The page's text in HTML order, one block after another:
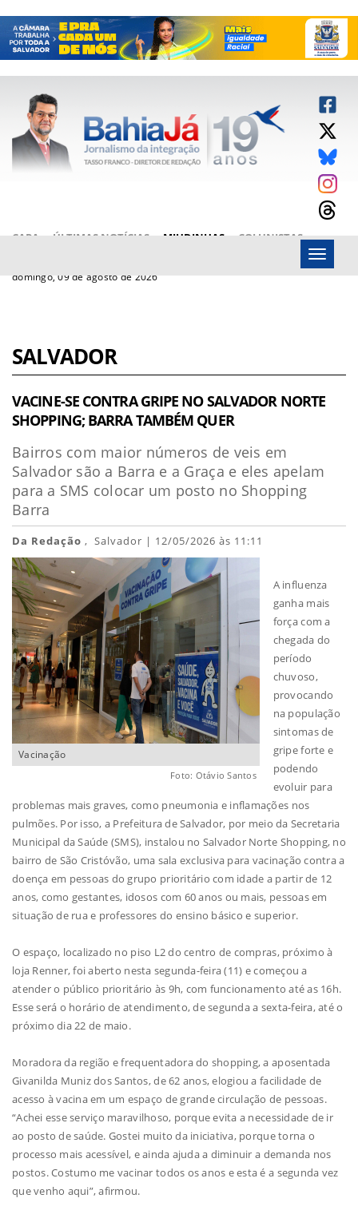
CAPA ÚLTIMAS NOTÍCIAS MIUDINHAS
COLUNISTAS
domingo, 09 de agosto de 2026
Menu
SALVADOR
VACINE-SE CONTRA GRIPE NO SALVADOR NORTE
SHOPPING; BARRA TAMBÉM QUER
Bairros com maior números de veis em
Salvador são a Barra e a Graça e eles apelam
para a SMS colocar um posto no Shopping
Barra
Da Redação , Salvador | 12/05/2026 às 11:11
Vacinação
Foto: Otávio Santos
A influenza
ganha mais
força com a
chegada do
período
chuvoso,
provocando
na população
sintomas de
gripe forte e
podendo
evoluir para
problemas mais graves, como pneumonia e inflamações nos
pulmões. Por isso, a Prefeitura de Salvador, por meio da Secretaria
Municipal da Saúde (SMS), instalou no Salvador Norte Shopping, no
bairro de São Cristóvão, uma sala exclusiva para vacinação contra a
doença em pessoas do grupo prioritário com idade a partir de 12
anos, como gestantes, idosos com 60 anos ou mais, pessoas em
situação de rua e professores do ensino básico e superior.
O espaço, localizado no piso L2 do centro de compras, próximo à
loja Renner, foi aberto nesta segunda-feira (11) e começou a
atender o público prioritário às 9h, com funcionamento até as 16h.
Esse será o horário de atendimento, de segunda a sexta-feira, até o
próximo dia 22 de maio.
Moradora da região e frequentadora do shopping, a aposentada
Givanilda Muniz dos Santos, de 62 anos, elogiou a facilidade de
acesso à vacina em um espaço de grande circulação de pessoas.
“Achei esse serviço maravilhoso, porque evita a necessidade de ir
ao posto de saúde. Gostei muito da iniciativa, porque torna o
processo mais acessível, e ainda ajuda a diminuir a demanda nos
postos. Costumo me vacinar todos os anos e esta é a segunda vez
que venho aqui”, afirmou.